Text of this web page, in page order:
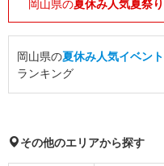
岡山県の夏休み人気夏祭り
岡山県の夏休み人気イベント
ランキング
その他のエリアから探す